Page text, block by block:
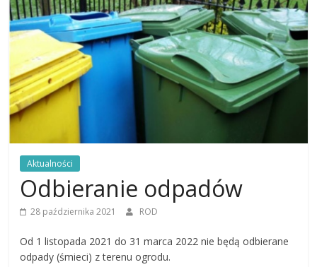
Aktualności
Odbieranie odpadów
28 października 2021 ROD
Od 1 listopada 2021 do 31 marca 2022 nie będą odbierane
odpady (śmieci) z terenu ogrodu.